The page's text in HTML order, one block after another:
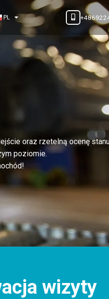
PL
oraz rzetelną ocenę
poziomie.
wizyty